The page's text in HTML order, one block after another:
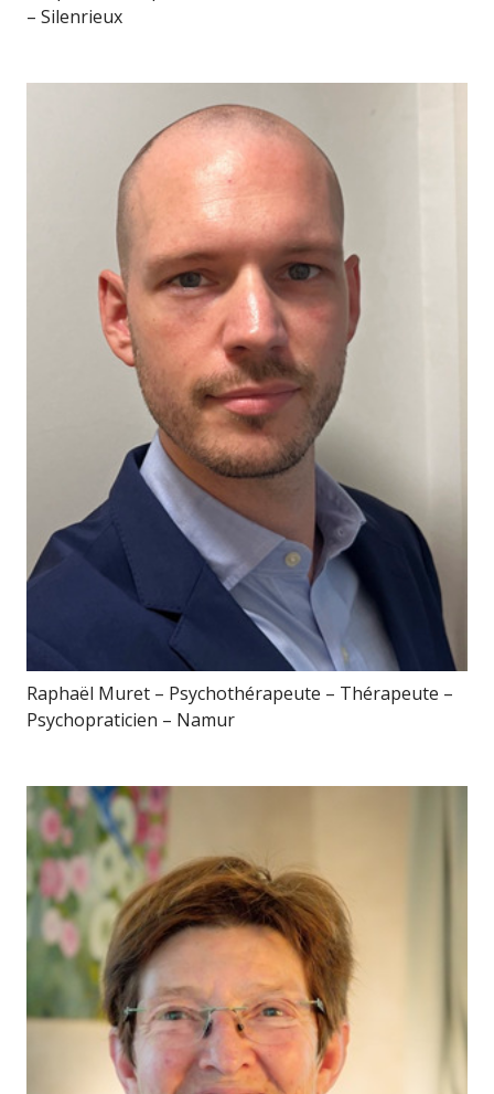
– Silenrieux
Raphaël Muret – Psychothérapeute – Thérapeute –
Psychopraticien – Namur